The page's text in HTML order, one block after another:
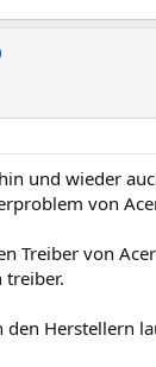
und wieder
von
Treiber von
treiber.
den Herstellern